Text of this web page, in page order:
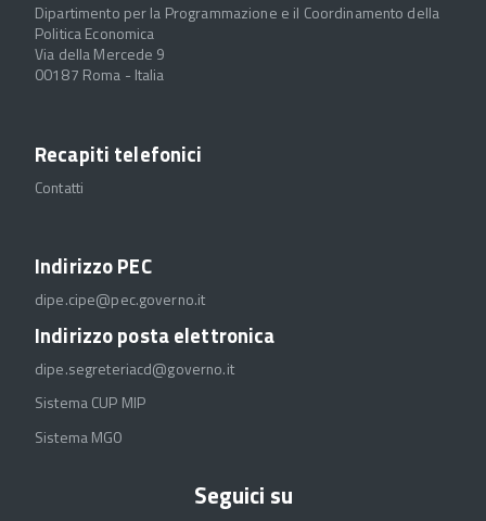
Dipartimento per la Programmazione e il Coordinamento della
Politica Economica
Via della Mercede 9
00187 Roma - Italia
Recapiti telefonici
Contatti
Indirizzo PEC
dipe.cipe@pec.governo.it
Indirizzo posta elettronica
dipe.segreteriacd@governo.it
Sistema CUP MIP
Sistema MGO
Seguici su